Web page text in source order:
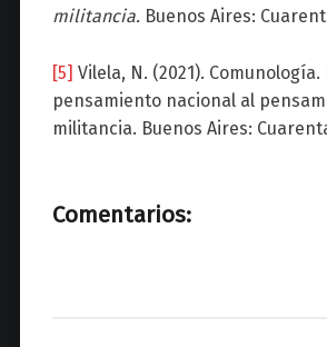
militancia.Buenos Aires:
[5] Vilela, N. (2021). Comunología.
pensamiento nacional al
militancia. Buenos Aires:
Comentarios: